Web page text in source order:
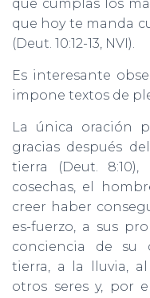
que cumplas los
que hoy te manda
(Deut. 10:12-13, NVI).
Es interesante
impone textos de
La única oración
gracias después
tierra (Deut.
cosechas, el
creer haber
es-fuerzo, a sus
conciencia de su
tierra, a la lluvia,
otros seres y, por